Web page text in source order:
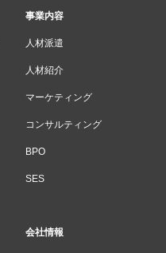
事業内容
人材派遣
人材紹介
マーケティング
コンサルティング
BPO
SES
会社情報